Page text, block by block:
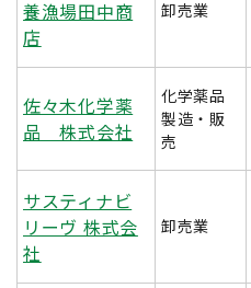
養漁場田中商
店
卸売業
佐々木化学薬
品 株式会社
化学薬品
製造・販
売
サスティナビ
リーヴ 株式会
社
卸売業